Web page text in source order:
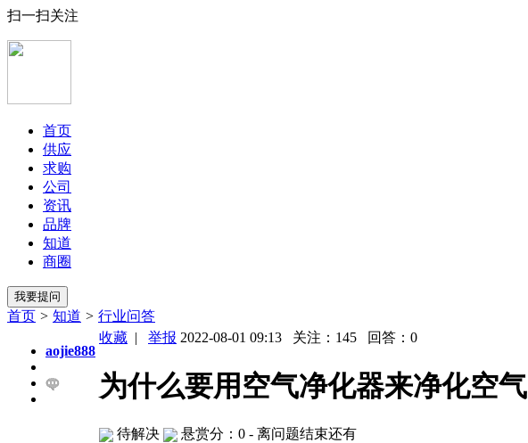
扫一扫关注
首页
供应
求购
公司
资讯
品牌
知道
商圈
首页 > 知道 > 行业问答
aojie888
收藏 | 举报 2022-08-01 09:13 关注： 145 回答： 0
为什么要用空气净化器来净化空气
待解决 悬赏分：0 - 离问题结束还有